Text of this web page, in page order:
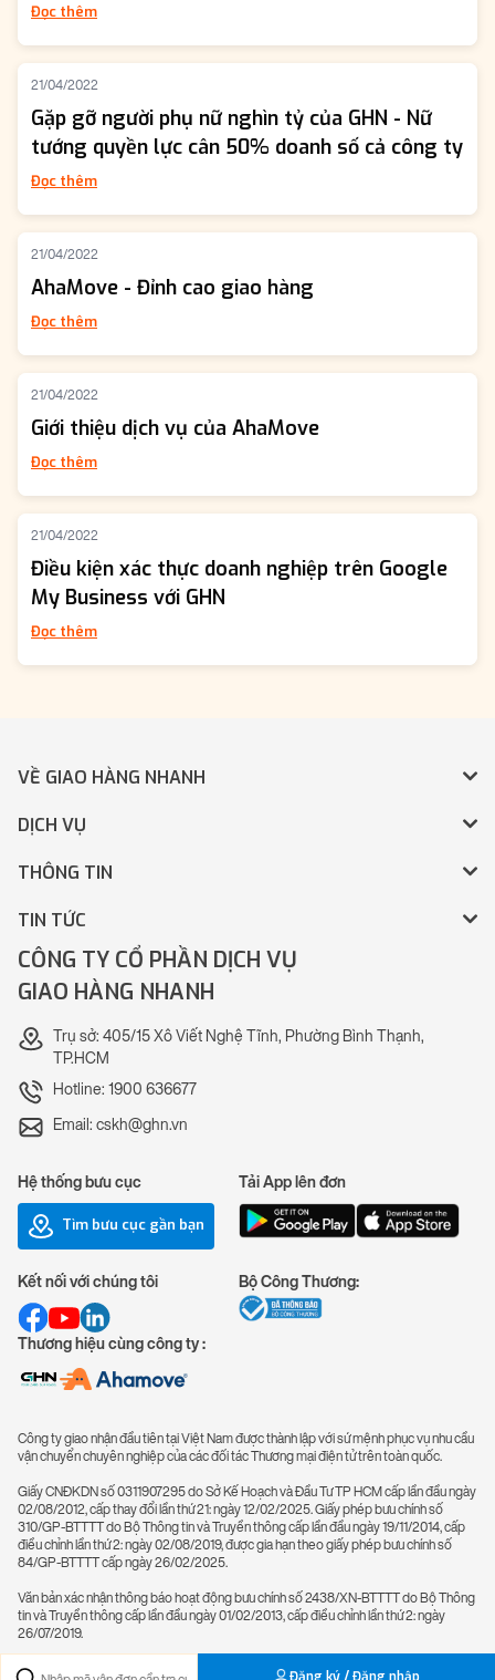
Đọc thêm
21/04/2022
Gặp gỡ người phụ nữ nghìn tỷ của GHN - Nữ
tướng quyền lực cân 50% doanh số cả công ty
Đọc thêm
21/04/2022
AhaMove - Đỉnh cao giao hàng
Đọc thêm
21/04/2022
Giới thiệu dịch vụ của AhaMove
Đọc thêm
21/04/2022
Điều kiện xác thực doanh nghiệp trên Google
My Business với GHN
Đọc thêm
VỀ GIAO HÀNG NHANH
DỊCH VỤ
THÔNG TIN
TIN TỨC
CÔNG TY CỔ PHẦN DỊCH VỤ
GIAO HÀNG NHANH
Trụ sở: 405/15 Xô Viết Nghệ Tĩnh, Phường Bình Thạnh,
TP.HCM
Hotline: 1900 636677
Email: cskh@ghn.vn
Hệ thống bưu cục
Tìm bưu cục gần bạn
Tải App lên đơn
Kết nối với chúng tôi
Thương hiệu cùng công ty :
Bộ Công Thương:
Công ty giao nhận đầu tiên tại Việt Nam được thành lập với sứ mệnh phục vụ nhu cầu
vận chuyển chuyên nghiệp của các đối tác Thương mại điện tử trên toàn quốc.
Giấy CNĐKDN số 0311907295 do Sở Kế Hoạch và Đầu Tư TP HCM cấp lần đầu ngày
02/08/2012, cấp thay đổi lần thứ 21: ngày 12/02/2025. Giấy phép bưu chính số
310/GP-BTTTT do Bộ Thông tin và Truyền thông cấp lần đầu ngày 19/11/2014, cấp
điều chỉnh lần thứ 2: ngày 02/08/2019, được gia hạn theo giấy phép bưu chính số
84/GP-BTTTT cấp ngày 26/02/2025.
Văn bản xác nhận thông báo hoạt động bưu chính số 2438/XN-BTTTT do Bộ Thông
tin và Truyền thông cấp lần đầu ngày 01/02/2013, cấp điều chỉnh lần thứ 2: ngày
26/07/2019.
Đăng ký / Đăng nhập